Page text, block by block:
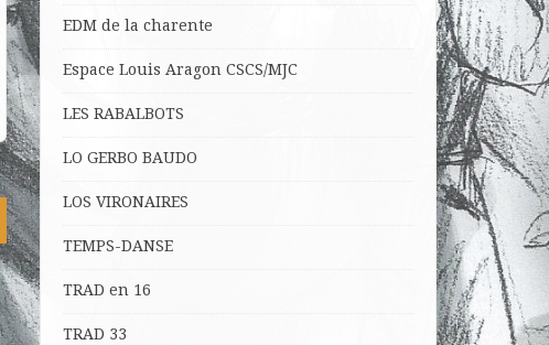
EDM de la charente
Espace Louis Aragon CSCS/MJC
LES RABALBOTS
LO GERBO BAUDO
LOS VIRONAIRES
TEMPS-DANSE
TRAD en 16
TRAD 33